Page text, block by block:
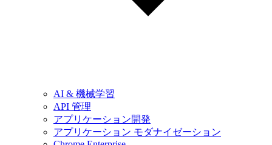
AI & 機械学習
API 管理
アプリケーション開発
アプリケーション モダナイゼーション